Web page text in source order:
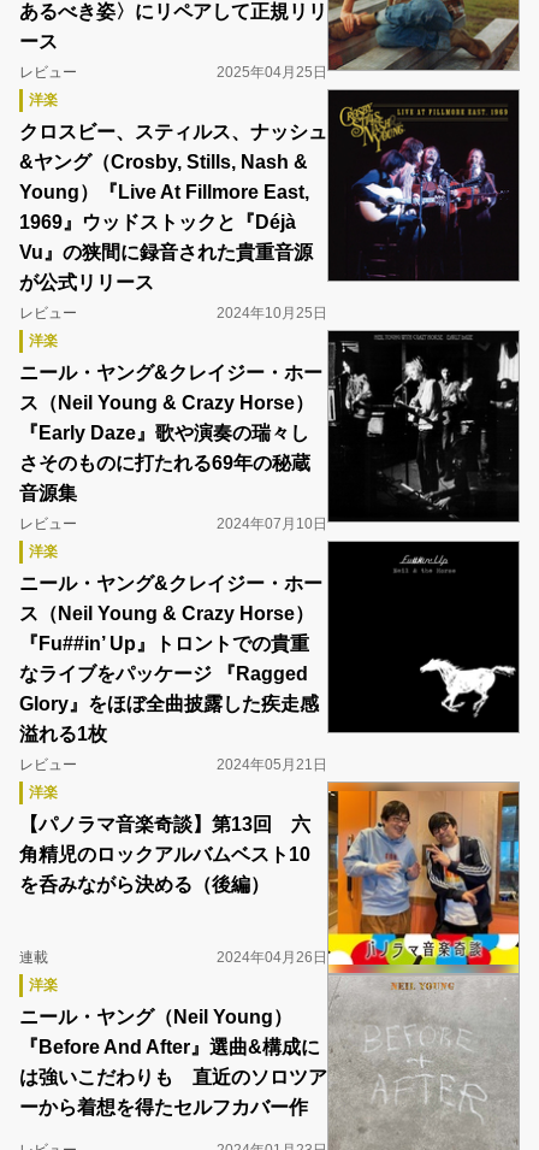
あるべき姿〉にリペアして正規リリ
ース
レビュー
2025年04月25日
洋楽
クロスビー、スティルス、ナッシュ
&ヤング（Crosby, Stills, Nash &
Young）『Live At Fillmore East,
1969』ウッドストックと『Déjà
Vu』の狭間に録音された貴重音源
が公式リリース
レビュー
2024年10月25日
洋楽
ニール・ヤング&クレイジー・ホー
ス（Neil Young & Crazy Horse）
『Early Daze』歌や演奏の瑞々し
さそのものに打たれる69年の秘蔵
音源集
レビュー
2024年07月10日
洋楽
ニール・ヤング&クレイジー・ホー
ス（Neil Young & Crazy Horse）
『Fu##in’ Up』トロントでの貴重
なライブをパッケージ 『Ragged
Glory』をほぼ全曲披露した疾走感
溢れる1枚
レビュー
2024年05月21日
洋楽
【パノラマ音楽奇談】第13回 六
角精児のロックアルバムベスト10
を呑みながら決める（後編）
連載
2024年04月26日
洋楽
ニール・ヤング（Neil Young）
『Before And After』選曲&構成に
は強いこだわりも 直近のソロツア
ーから着想を得たセルフカバー作